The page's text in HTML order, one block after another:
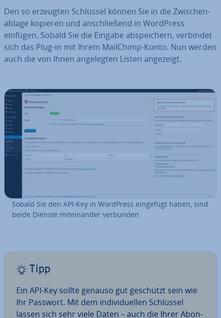
Den so erzeugten Schlüssel können Sie in die Zwi­schen­
ab­la­ge kopieren und an­schlie­ßend in WordPress
einfügen. Sobald Sie die Eingabe ab­spei­chern, verbindet
sich das Plug-in mit Ihrem MailChimp-Konto. Nun werden
auch die von Ihnen an­ge­leg­ten Listen angezeigt.
Sobald Sie den API-Key in WordPress eingefügt haben, sind
beide Dienste mit­ein­an­der verbunden
Tipp
Ein API-Key sollte genauso gut geschützt sein wie
Ihr Passwort. Mit dem in­di­vi­du­el­len Schlüssel
lassen sich sehr viele Daten – auch die Ihrer Abon­